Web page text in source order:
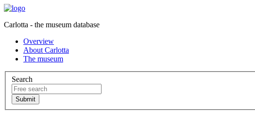
Carlotta - the museum database
Overview
About Carlotta
The museum
Search